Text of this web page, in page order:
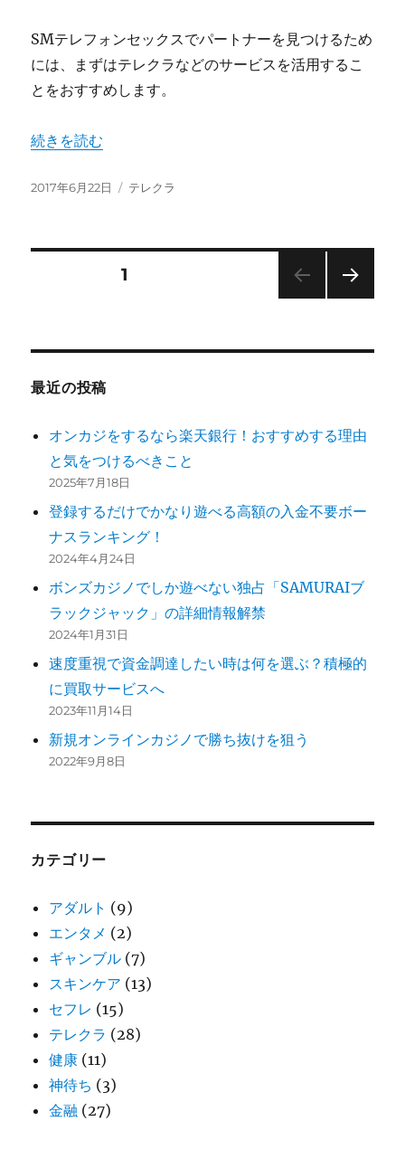
SMテレフォンセックスでパートナーを見つけるため
には、まずはテレクラなどのサービスを活用するこ
とをおすすめします。
“テレセパートナーを探す方法” の
続きを読む
投
2017年6月22日
カ
テレクラ
の
ー
ジ
送
り
固定ページ1
最近の投稿
オンカジをするなら楽天銀行！おすすめする理由
と気をつけるべきこと
2025年7月18日
登録するだけでかなり遊べる高額の入金不要ボー
ナスランキング！
2024年4月24日
ボンズカジノでしか遊べない独占「SAMURAIブ
ラックジャック」の詳細情報解禁
2024年1月31日
速度重視で資金調達したい時は何を選ぶ？積極的
に買取サービスへ
2023年11月14日
新規オンラインカジノで勝ち抜けを狙う
2022年9月8日
カテゴリー
アダルト (9)
エンタメ (2)
ギャンブル (7)
スキンケア (13)
セフレ (15)
テレクラ (28)
健康 (11)
神待ち (3)
金融 (27)